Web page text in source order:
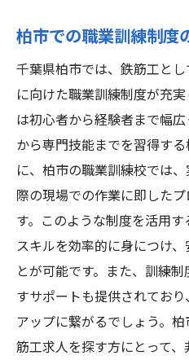
柏市での職業訓練制度
千葉県柏市では、鉄筋工と
に向けた職業訓練制度が充
は初心者から経験者まで幅
から専門技能までを習得す
に、柏市の職業訓練校では
際の現場での作業に即した
す。このような制度を活用
スキルを効率的に身につけ
とが可能です。また、訓練
すサポートも提供されてお
アップに繋がるでしょう。
筋工求人を探す方にとって